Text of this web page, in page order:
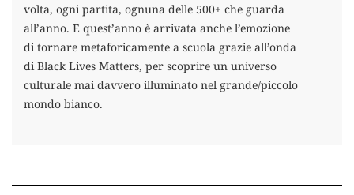
volta, ogni partita, ognuna delle 500+ che guarda
all’anno. E quest’anno è arrivata anche l’emozione
di tornare metaforicamente a scuola grazie all’onda
di Black Lives Matters, per scoprire un universo
culturale mai davvero illuminato nel grande/piccolo
mondo bianco.